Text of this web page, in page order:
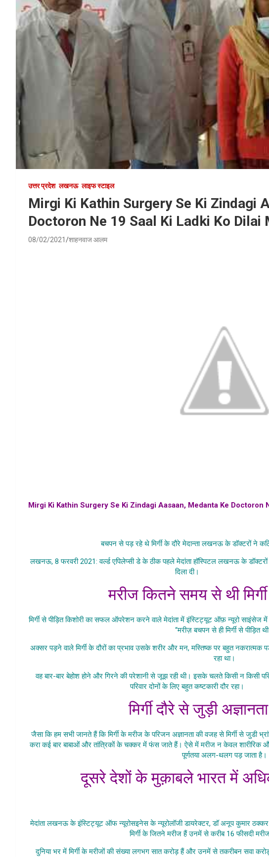
उत्तर प्रदेश लखनऊ लाइफ स्टाइल
Mirgi Ki Kathin Surgery Se Ki Zindagi
Doctoron Ne 19 Saal Ki Ladki Ko Dilai
08/02/2021 शाहनवाज आलम
Mirgi Ki Kathin Surgery Se Ki Zindagi Aasaan, Medanta Ke Doctoron
बचपन से पड़ रहे थे मिर्गी के दौरे मेदान्ता लखनऊ के डॉक्टरों ने
लखनऊ, 8 फरवरी 2021: वर्ल्ड एपिलेप्सी डे के ठीक पहले मेदांता हॉस्पिटल लखनऊ के डॉक्टरों
दिला दी।
मरीज कितने समय से थी
मिर्गी से पीड़ित किशोरी का सफल ऑपरेशन करने वाले मेदांता में इंस्टिट्यूट ऑफ़ न्यूरो साइंसेज में
“मरीज़ बचपन से ही मिर्गी से पीड़ित
अक्सर पड़ने वाले मिर्गी के दौरों का प्रभाव उसके शरीर और मन, मस्तिष्क पर बहुत नकरात्मक
रहा था।
वह बार-बार बेहोश होने और गिरने की परेशानी से जूझ रही थी। इसके चलते किसी न किसी
परिवार दोनों के लिए बहुत कष्टकारी दौर रहा।
मिर्गी दौरे से जुड़ी
जैसा कि हम सभी जानते हैं कि मिर्गी के मरीज के परिजन अज्ञानता की वजह से मिर्गी से जुडी
करा कई बार बाबाओं और तांत्रिकों के चक्कर में फंस जाते हैं। ऐसे में मरीज न केवल शारीरिक
पूर्णतया अलग-थलग पड़ जाता है।
दूसरे देशों के मुक़ाबले भारत में
मेदांता लखनऊ के इंस्टिट्यूट ऑफ न्यूरोसइनेस के न्यूरोलॉजी डायरेक्टर, डॉ अनूप कुमार ठक्कर ने
मिर्गी के जितने मरीज हैं उनमें से करीब 16 फीसदी
दुनिया भर में मिर्गी के मरीजों की संख्या लगभग सात करोड़ हैं और उनमें से तकरीबन सवा